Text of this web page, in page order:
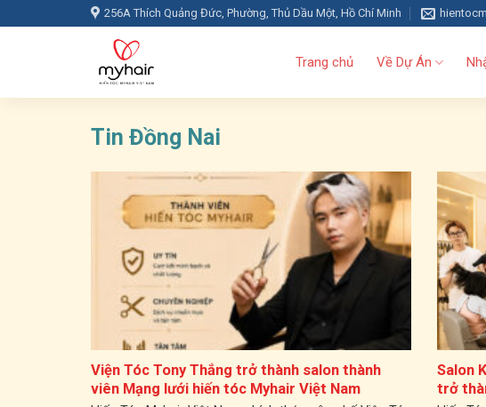
to
256A Thích Quảng Đức, Phường, Thủ Dầu Một, Hồ Chí Minh
Trang chủ Về Dự Án
Tin Đồng Nai
Viện Tóc Tony Thắng trở thành salon thành
viên Mạng lưới hiến tóc Myhair Việt Nam
Salon
trở